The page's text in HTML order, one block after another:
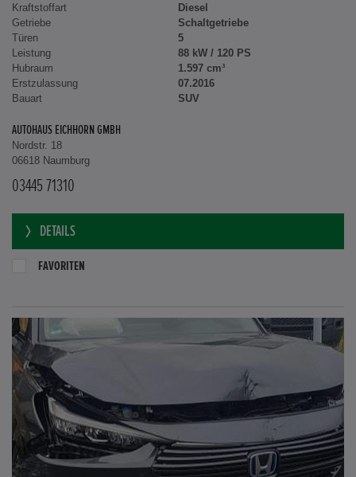
Kraftstoffart
Diesel
Getriebe
Schaltgetriebe
Türen
5
Leistung
88 kW / 120 PS
Hubraum
1.597 cm³
Erstzulassung
07.2016
Bauart
SUV
AUTOHAUS EICHHORN GMBH
Nordstr. 18
06618 Naumburg
03445 71310
DETAILS
FAVORITEN